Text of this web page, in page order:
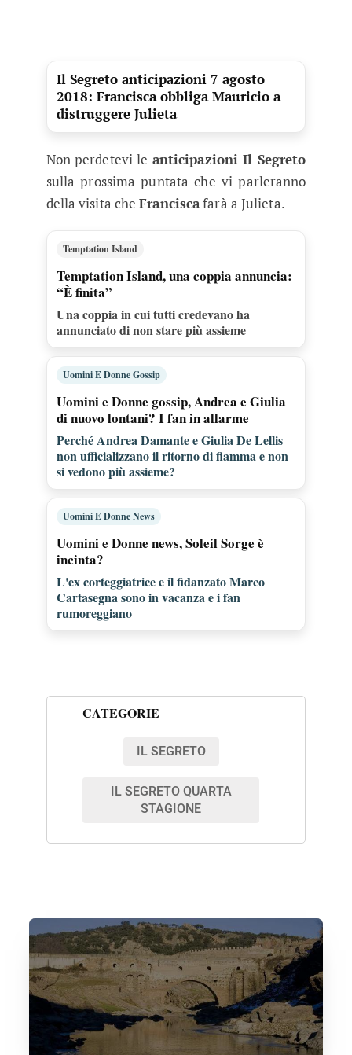
Il Segreto anticipazioni 7 agosto
2018: Francisca obbliga Mauricio a
distruggere Julieta
Non perdetevi le anticipazioni Il Segreto
sulla prossima puntata che vi parleranno
della visita cheFranciscafarà a Julieta.
Temptation Island
Temptation Island, una coppia annuncia:
“È finita”
Una coppia in cui tutti credevano ha
annunciato di non stare più assieme
Uomini E Donne Gossip
Uomini e Donne gossip, Andrea e Giulia
di nuovo lontani? I fan in allarme
Perché Andrea Damante e Giulia De Lellis
non ufficializzano il ritorno di fiamma e non
si vedono più assieme?
Uomini E Donne News
Uomini e Donne news, Soleil Sorge è
incinta?
L'ex corteggiatrice e il fidanzato Marco
Cartasegna sono in vacanza e i fan
rumoreggiano
CATEGORIE
IL SEGRETO
IL SEGRETO QUARTA
STAGIONE